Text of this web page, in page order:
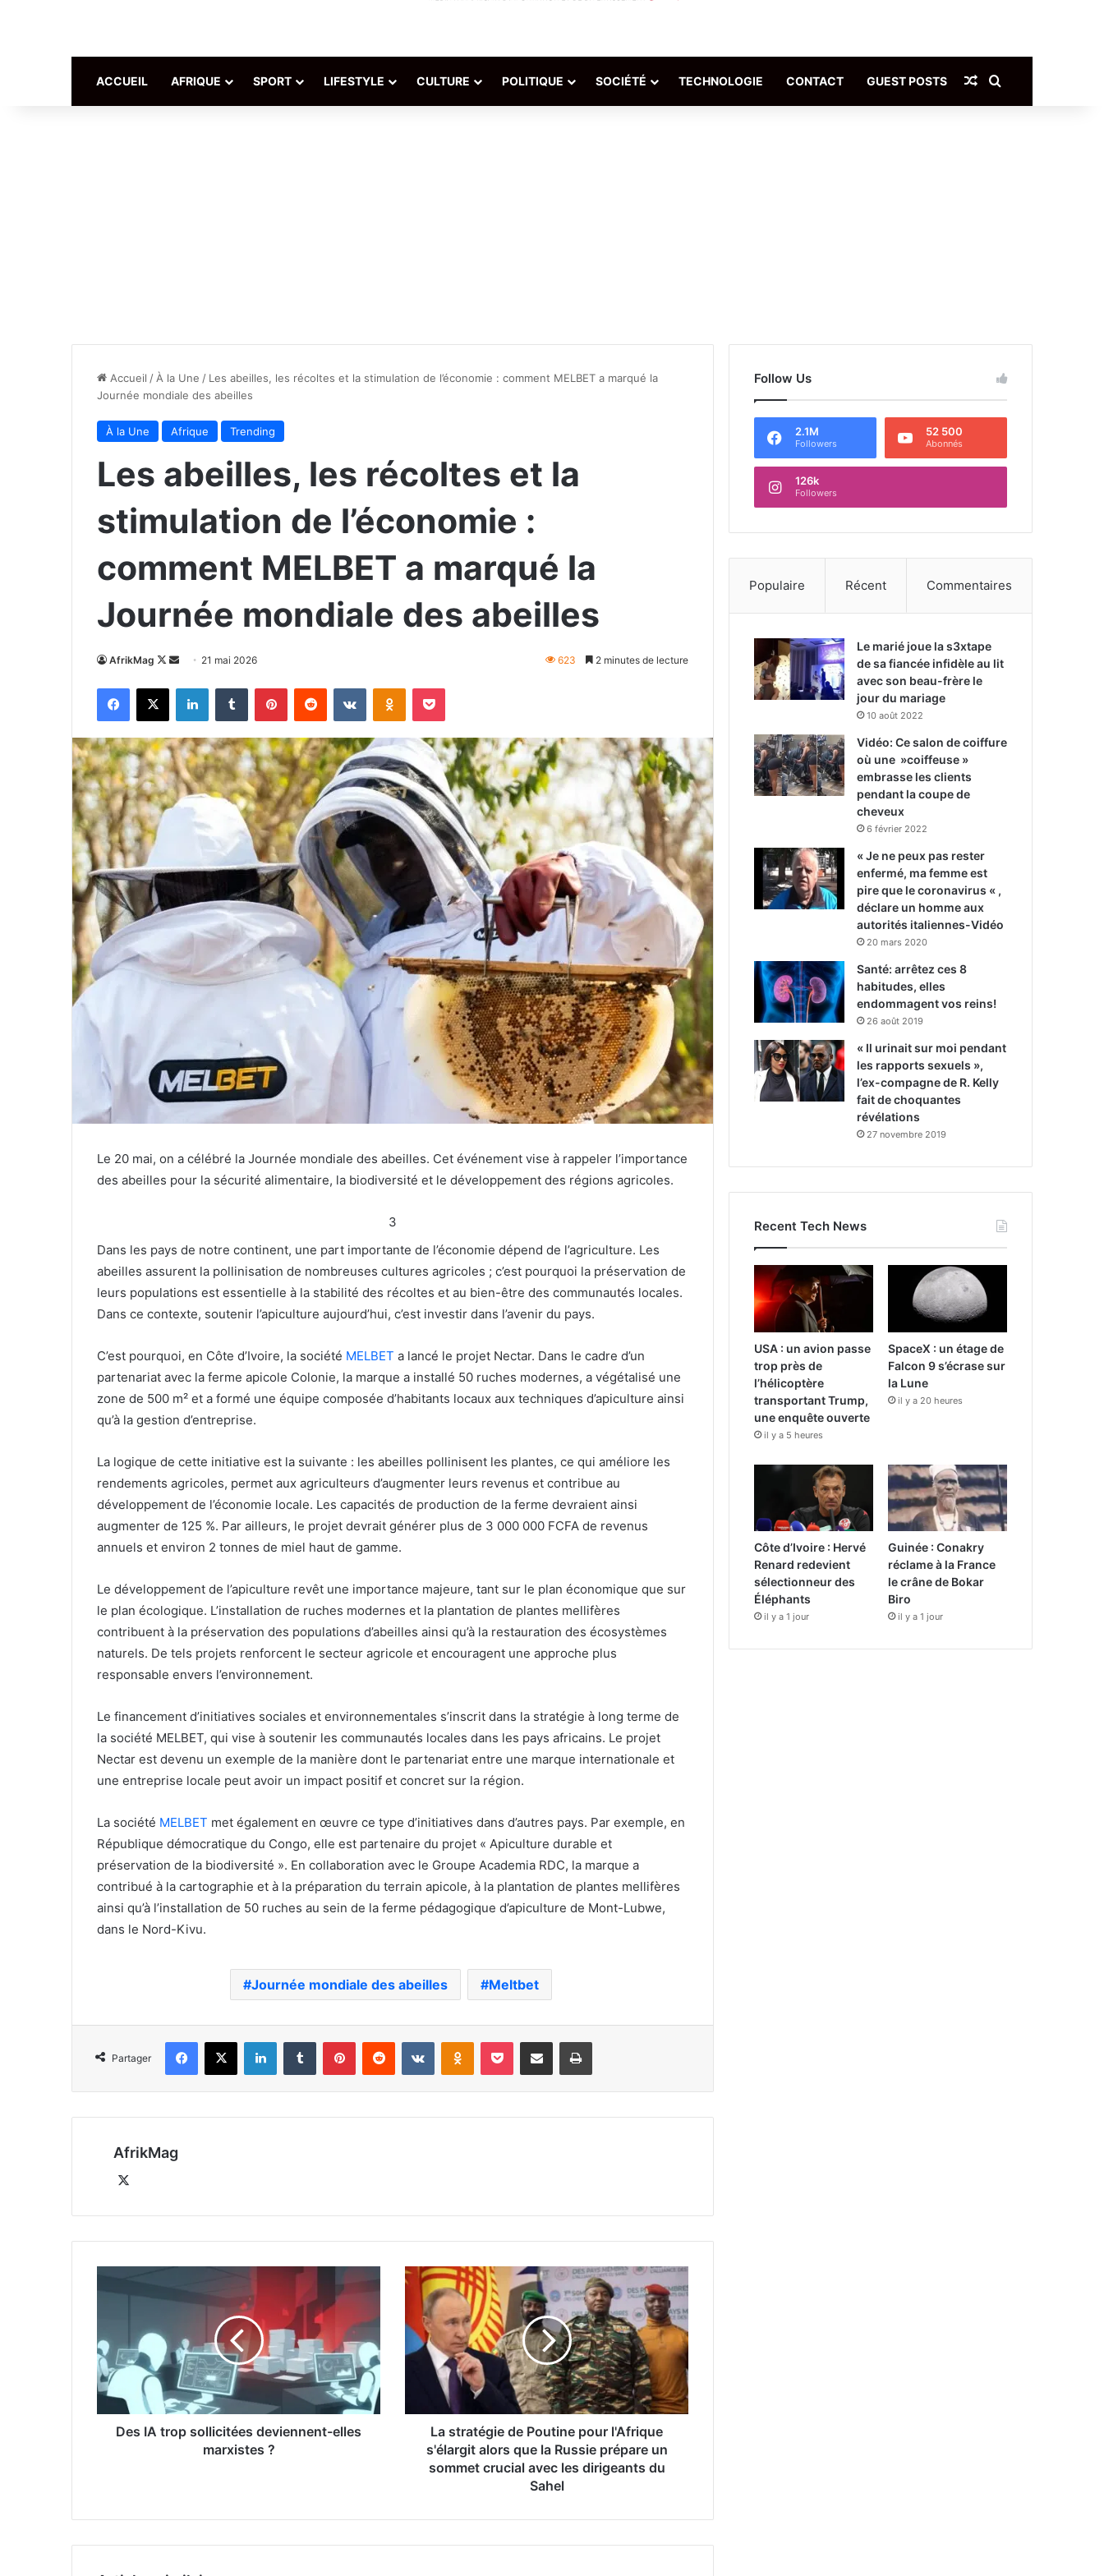
ACCUEIL AFRIQUE SPORT LIFESTYLE CULTURE POLITIQUE SOCIÉTÉ TECHNOLOGIE CONTACT GUEST POSTS Article Aléatoire
Accueil / À la Une / Les abeilles, les récoltes et la stimulation de l’économie : comment MELBET a marqué la
Journée mondiale des abeilles
À la Une Afrique Trending
Les abeilles, les récoltes et la
stimulation de l’économie :
comment MELBET a marqué la
Journée mondiale des abeilles
AfrikMag
Follow
Envoyer
courriel
21 mai 2026 623 2 minutes de lecture
Facebook
X LinkedinTumblr PinterestReddit VKontakteOdnoklassniki
Pocket
Le 20 mai, on a célébré la Journée mondiale des abeilles. Cet événement vise à rappeler l’importance
des abeilles pour la sécurité alimentaire, la biodiversité et le développement des régions agricoles.
3
Dans les pays de notre continent, une part importante de l’économie dépend de l’agriculture. Les
abeilles assurent la pollinisation de nombreuses cultures agricoles ; c’est pourquoi la préservation de
leurs populations est essentielle à la stabilité des récoltes et au bien-être des communautés locales.
Dans ce contexte, soutenir l’apiculture aujourd’hui, c’est investir dans l’avenir du pays.
C’est pourquoi, en Côte d’Ivoire, la société MELBET a lancé le projet Nectar. Dans le cadre d’un
partenariat avec la ferme apicole Colonie, la marque a installé 50 ruches modernes, a végétalisé une
zone de 500 m² et a formé une équipe composée d’habitants locaux aux techniques d’apiculture ainsi
qu’à la gestion d’entreprise.
La logique de cette initiative est la suivante : les abeilles pollinisent les plantes, ce qui améliore les
rendements agricoles, permet aux agriculteurs d’augmenter leurs revenus et contribue au
développement de l’économie locale. Les capacités de production de la ferme devraient ainsi
augmenter de 125 %. Par ailleurs, le projet devrait générer plus de 3 000 000 FCFA de revenus
annuels et environ 2 tonnes de miel haut de gamme.
Le développement de l’apiculture revêt une importance majeure, tant sur le plan économique que sur
le plan écologique. L’installation de ruches modernes et la plantation de plantes mellifères
contribuent à la préservation des populations d’abeilles ainsi qu’à la restauration des écosystèmes
naturels. De tels projets renforcent le secteur agricole et encouragent une approche plus
responsable envers l’environnement.
Le financement d’initiatives sociales et environnementales s’inscrit dans la stratégie à long terme de
la société MELBET, qui vise à soutenir les communautés locales dans les pays africains. Le projet
Nectar est devenu un exemple de la manière dont le partenariat entre une marque internationale et
une entreprise locale peut avoir un impact positif et concret sur la région.
La société MELBET met également en œuvre ce type d’initiatives dans d’autres pays. Par exemple, en
République démocratique du Congo, elle est partenaire du projet « Apiculture durable et
préservation de la biodiversité ». En collaboration avec le Groupe Academia RDC, la marque a
contribué à la cartographie et à la préparation du terrain apicole, à la plantation de plantes mellifères
ainsi qu’à l’installation de 50 ruches au sein de la ferme pédagogique d’apiculture de Mont-Lubwe,
dans le Nord-Kivu.
Journée mondiale des abeilles Meltbet
Partager
Facebook
X LinkedinTumblr PinterestReddit VKontakteOdnoklassniki
Pocket Partager par email Imprimer
AfrikMag
Des IA trop sollicitées deviennent-elles
marxistes ?
La stratégie de Poutine pour l'Afrique
s'élargit alors que la Russie prépare un
sommet crucial avec les dirigeants du
Sahel
Follow Us
2.1M
Followers
52 500
Abonnés
126k
Followers
Populaire Récent Commentaires
Le marié joue la s3xtape
de sa fiancée infidèle au lit
avec son beau-frère le
jour du mariage
10 août 2022
Vidéo: Ce salon de coiffure
où une »coiffeuse »
embrasse les clients
pendant la coupe de
cheveux
6 février 2022
« Je ne peux pas rester
enfermé, ma femme est
pire que le coronavirus « ,
déclare un homme aux
autorités italiennes-Vidéo
20 mars 2020
Santé: arrêtez ces 8
habitudes, elles
endommagent vos reins!
26 août 2019
« Il urinait sur moi pendant
les rapports sexuels »,
l’ex-compagne de R. Kelly
fait de choquantes
révélations
27 novembre 2019
Recent Tech News
USA : un avion passe
trop près de
l’hélicoptère
transportant Trump,
une enquête ouverte
il y a 5 heures
SpaceX : un étage de
Falcon 9 s’écrase sur
la Lune
il y a 20 heures
Côte d’Ivoire : Hervé
Renard redevient
sélectionneur des
Éléphants
il y a 1 jour
Guinée : Conakry
réclame à la France
le crâne de Bokar
Biro
il y a 1 jour